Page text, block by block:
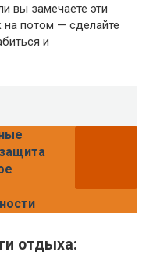
вы замечаете эти
на потом — сделайте
и
отдыха: